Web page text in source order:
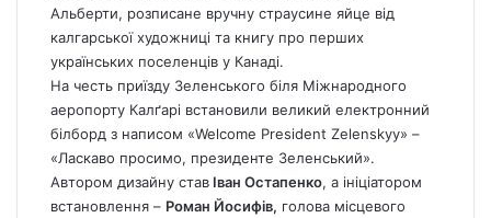
Альберти, розписане вручну страусине яйце від
калгарської художниці та книгу про перших
українських поселенців у Канаді.
На честь приїзду Зеленського біля Міжнародного
аеропорту Калґарі встановили великий електронний
білборд з написом «Welcome President Zelenskyy» –
«Ласкаво просимо, президенте Зеленський».
Автором дизайну став Іван Остапенко, а ініціатором
встановлення – Роман Йосифів, голова місцевого